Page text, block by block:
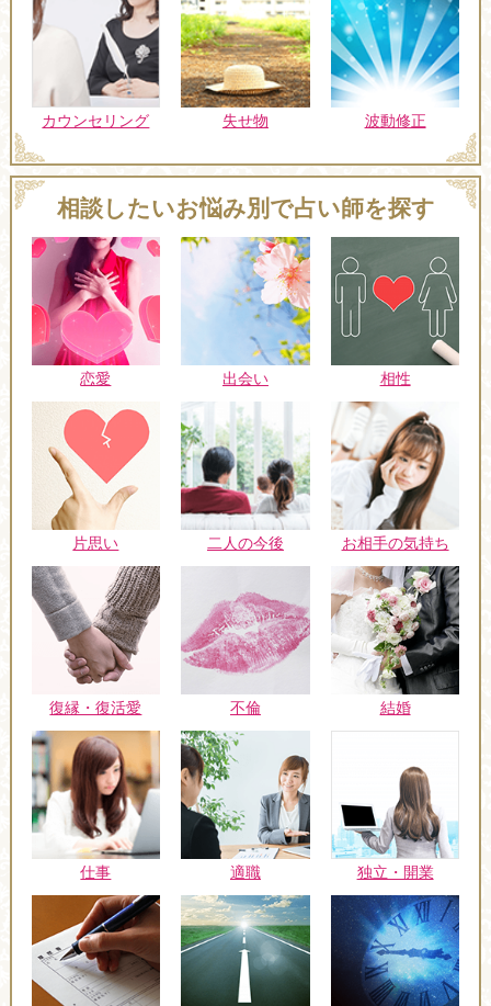
カウンセリング 失せ物 波動修正
相談したいお悩み別で占い師を探す
恋愛 出会い 相性
片思い 二人の今後 お相手の気持ち
復縁・復活愛 不倫 結婚
仕事 適職 独立・開業